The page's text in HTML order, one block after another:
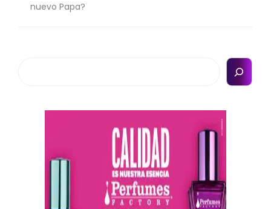
nuevo Papa?